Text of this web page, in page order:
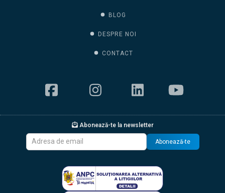
BLOG
DESPRE NOI
CONTACT
Abonează-te la newsletter
Abonează-te